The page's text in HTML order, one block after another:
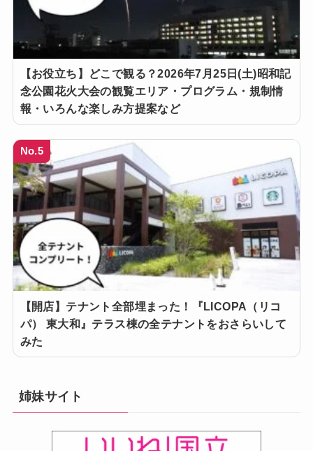
【お役立ち】どこで観る？2026年7月25日(土)昭和記
念公園花火大会の観覧エリア・プログラム・規制情
報・いろんな楽しみ方提案など
No.5
【開店】テナント全部埋まった！『LICOPA（リコ
パ） 東大和』テラス棟の全テナントをおさらいして
みた
姉妹サイト